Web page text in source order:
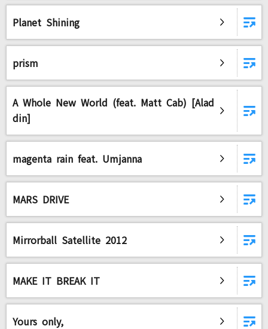
Planet Shining
prism
A Whole New World (feat. Matt Cab) [Alad
din]
magenta rain feat. Umjanna
MARS DRIVE
Mirrorball Satellite 2012
MAKE IT BREAK IT
Yours only,